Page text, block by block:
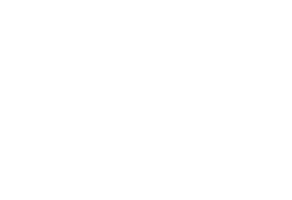
LA PLAYLIST DELLE